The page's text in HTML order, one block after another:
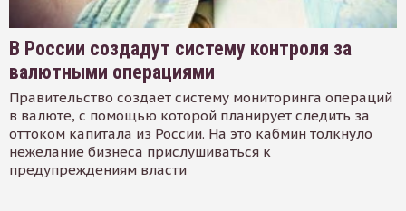
В России создадут систему контроля за
валютными операциями
Правительство создает систему мониторинга операций
в валюте, с помощью которой планирует следить за
оттоком капитала из России. На это кабмин толкнуло
нежелание бизнеса прислушиваться к
предупреждениям власти